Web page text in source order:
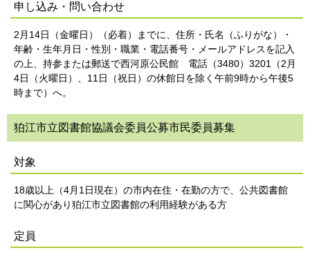
申し込み・問い合わせ
2月14日（金曜日）（必着）までに、住所・氏名（ふりがな）・
年齢・生年月日・性別・職業・電話番号・メールアドレスを記入
の上、持参または郵送で西河原公民館 電話（3480）3201（2月
4日（火曜日）、11日（祝日）の休館日を除く午前9時から午後5
時まで）へ。
狛江市立図書館協議会委員公募市民委員募集
対象
18歳以上（4月1日現在）の市内在住・在勤の方で、公共図書館
に関心があり狛江市立図書館の利用経験がある方
定員